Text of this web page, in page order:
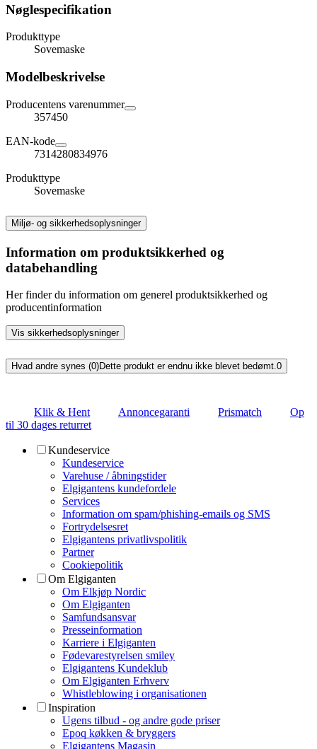
Nøglespecifikation
Produkttype
Sovemaske
Modelbeskrivelse
Producentens varenummer
357450
EAN-kode
7314280834976
Produkttype
Sovemaske
Miljø- og sikkerhedsoplysninger
Information om produktsikkerhed og
databehandling
Her finder du information om generel produktsikkerhed og
producentinformation
Vis sikkerhedsoplysninger
Hvad andre synes (0)Dette produkt er endnu ikke blevet bedømt.0
Klik & Hent Annoncegaranti Prismatch
Op
til 30 dages returret
Kundeservice
Kundeservice
Varehuse / åbningstider
Elgigantens kundefordele
Services
Information om spam/phishing-emails og SMS
Fortrydelsesret
Elgigantens privatlivspolitik
Partner
Cookiepolitik
Om Elgiganten
Om Elkjøp Nordic
Om Elgiganten
Samfundsansvar
Presseinformation
Karriere i Elgiganten
Fødevarestyrelsen smiley
Elgigantens Kundeklub
Om Elgiganten Erhverv
Whistleblowing i organisationen
Inspiration
Ugens tilbud - og andre gode priser
Epoq køkken & bryggers
Elgigantens Magasin